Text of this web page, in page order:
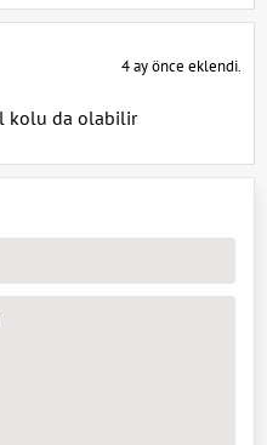
4 ay önce eklendi.
kolu da olabilir